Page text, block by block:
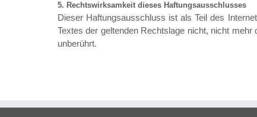
5. Rechtswirksamkeit dieses Haftungsausschlusses
Dieser Haftungsausschluss ist als Teil des
Textes der geltenden Rechtslage nicht, nicht
unberührt.